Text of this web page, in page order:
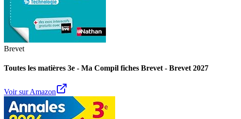
Brevet
Toutes les matières 3e - Ma Compil fiches Brevet - Brevet 2027
Voir sur Amazon